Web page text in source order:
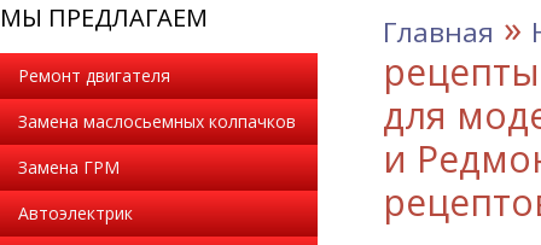
МЫ ПРЕДЛАГАЕМ
Ремонт двигателя
Замена маслосьемных колпачков
Замена ГРМ
Автоэлектрик
Главная »
для
и